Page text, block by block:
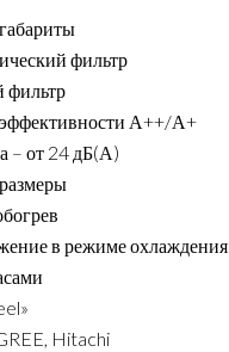
фильтр
фильтр
А++/А+
– от 24 дБ(А)
в режиме охлаждения
Hitachi